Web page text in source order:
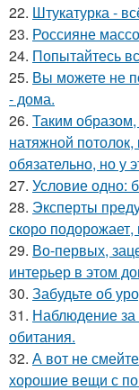
22. Штукатурка -
23. Россияне
24. Попытайтесь
25. Вы можете не
- дома.
26. Таким
натяжной
обязательно, но у
27. Условие одно:
28. Эксперты
скоро подорожает,
29. Во-первых,
интерьер в этом
30. Забудьте об
31. Наблюдение за
обитания.
32. А вот не
хорошие вещи с